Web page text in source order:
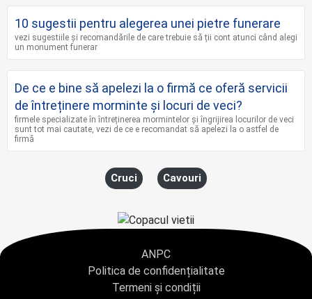
10 sugestii pentru alegerea unei pietre funerare
vezi sugestiile și recomandările de care trebuie să ții cont atunci când alegi
un monument funerar
De ce e bine să apelezi la o firmă ce oferă servicii
de întreținere morminte și locuri de veci?
firmele specializate în întreținerea mormintelor și îngrijirea locurilor de veci
sunt tot mai cautate, vezi de ce e recomandat să apelezi la o astfel de
firmă
Cruci Cavouri
ANPC
Politica de confidențialitate
Termeni și condiții